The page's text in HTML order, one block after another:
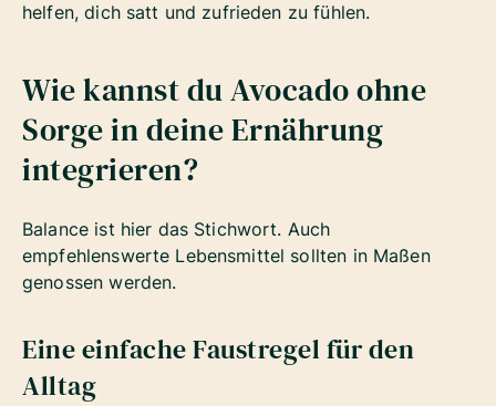
helfen, dich satt und zufrieden zu fühlen.
Wie kannst du Avocado ohne
Sorge in deine Ernährung
integrieren?
Balance ist hier das Stichwort. Auch
empfehlenswerte Lebensmittel sollten in Maßen
genossen werden.
Eine einfache Faustregel für den
Alltag